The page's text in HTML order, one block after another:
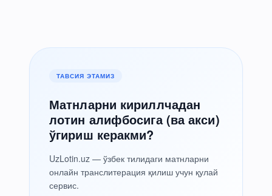
ТАВСИЯ ЭТАМИЗ
Матнларни кириллчадан
лотин алифбосига (ва акси)
ўгириш керакми?
UzLotin.uz — ўзбек тилидаги матнларни
онлайн транслитерация қилиш учун қулай
сервис.